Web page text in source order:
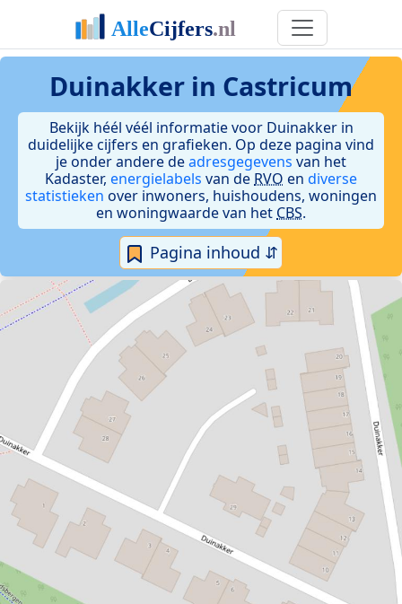
Duinakker in Castricum
Bekijk héél véél informatie voor Duinakker in
duidelijke cijfers en grafieken. Op deze pagina vind
je onder andere deadresgegevens van het
Kadaster, energielabels van de RVO en diverse
statistieken over inwoners, huishoudens, woningen
en woningwaarde van het CBS.
Pagina inhoud ⇵